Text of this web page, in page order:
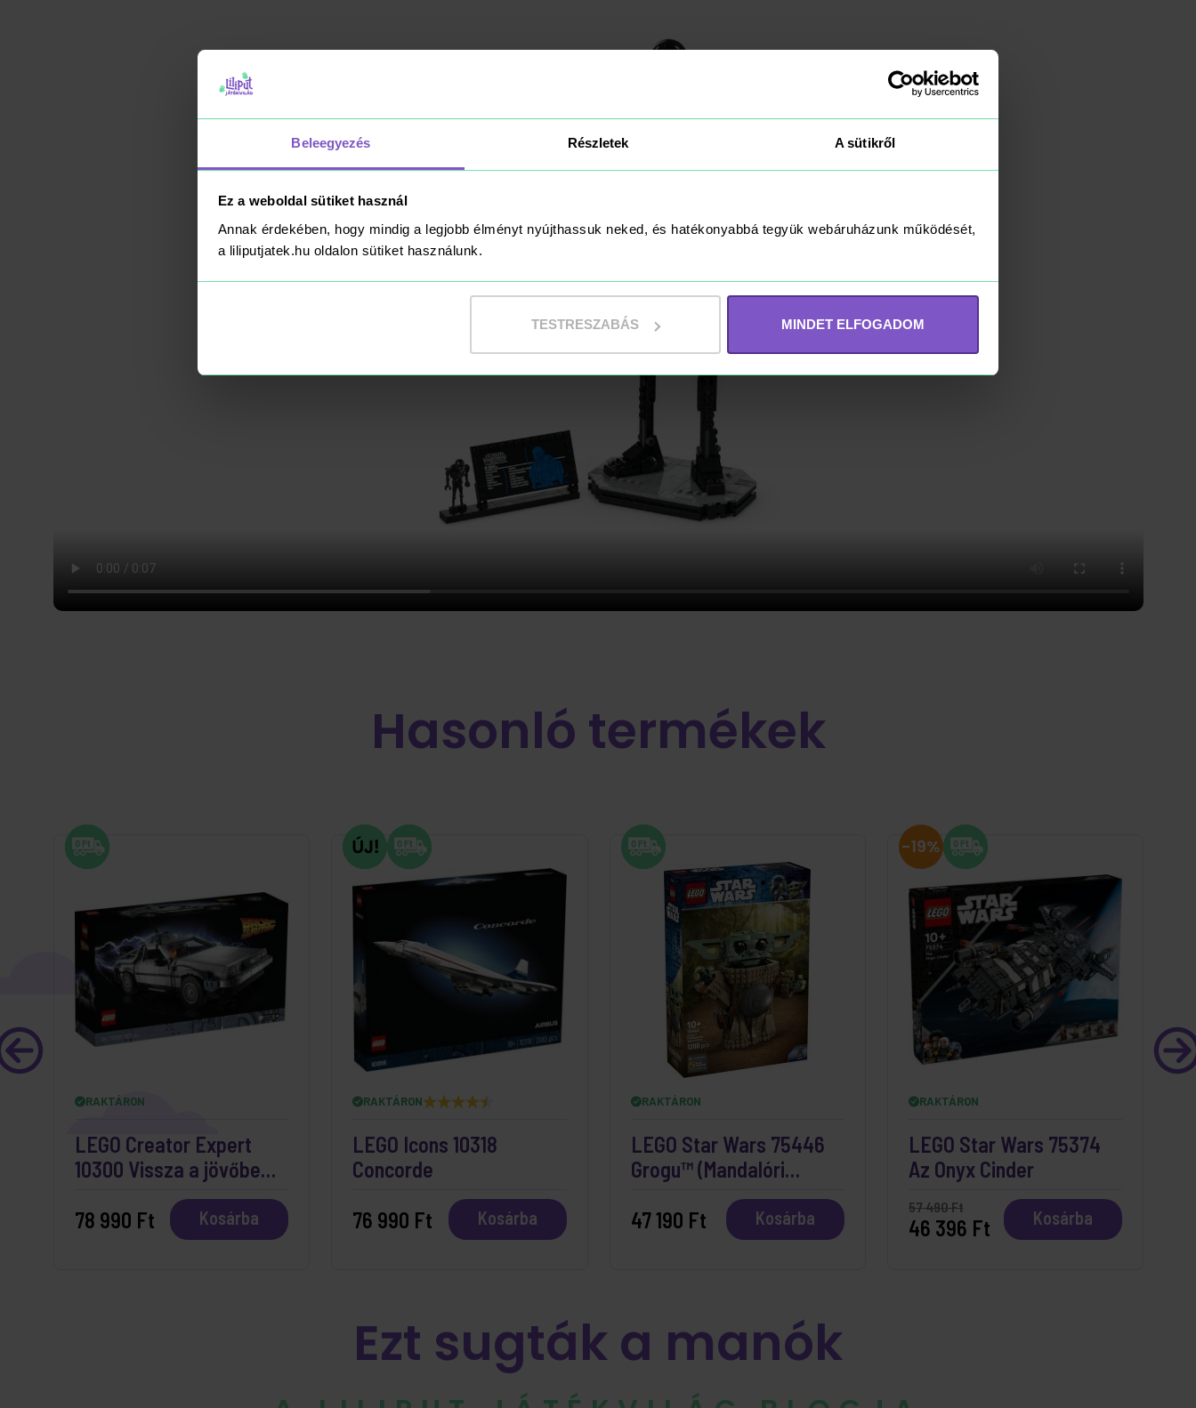
Beleegyezés Részletek A sütikről
Ez a weboldal sütiket használ
Annak érdekében, hogy mindig a legjobb élményt nyújthassuk neked, és hatékonyabbá tegyük webáruházunk működését,
a liliputjatek.hu oldalon sütiket használunk.
TESTRESZABÁS MINDET ELFOGADOM
Hasonló termékek
RAKTÁRON
LEGO Creator Expert
10300 Vissza a jövőbe
78 990 Ft
Kosárba
RAKTÁRON
LEGO Icons 10318
Concorde
76 990 Ft
Kosárba
RAKTÁRON
LEGO Star Wars 75446
Grogu™ (Mandalóri
47 190 Ft
Kosárba
-19%
RAKTÁRON
LEGO Star Wars 75374
Az Onyx Cinder
57 490 Ft
46 396 Ft Kosárba
Ezt sugták a manók